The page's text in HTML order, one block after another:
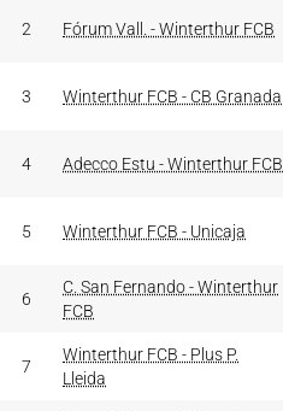
2 Fórum Vall. - Winterthur FCB
3 Winterthur FCB - CB Granada
4 Adecco Estu - Winterthur FCB
5 Winterthur FCB - Unicaja
6
C. San Fernando - Winterthur
FCB
7
Winterthur FCB - Plus P.
Lleida